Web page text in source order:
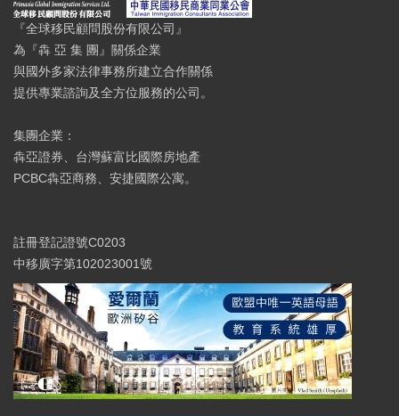
『全球移民顧問股份有限公司』
為『犇 亞 集 團』關係企業
與國外多家法律事務所建立合作關係
提供專業諮詢及全方位服務的公司。
集團企業：
犇亞證券、台灣蘇富比國際房地產
PCBC犇亞商務、安捷國際公寓。
註冊登記證號C0203
中移廣字第102023001號